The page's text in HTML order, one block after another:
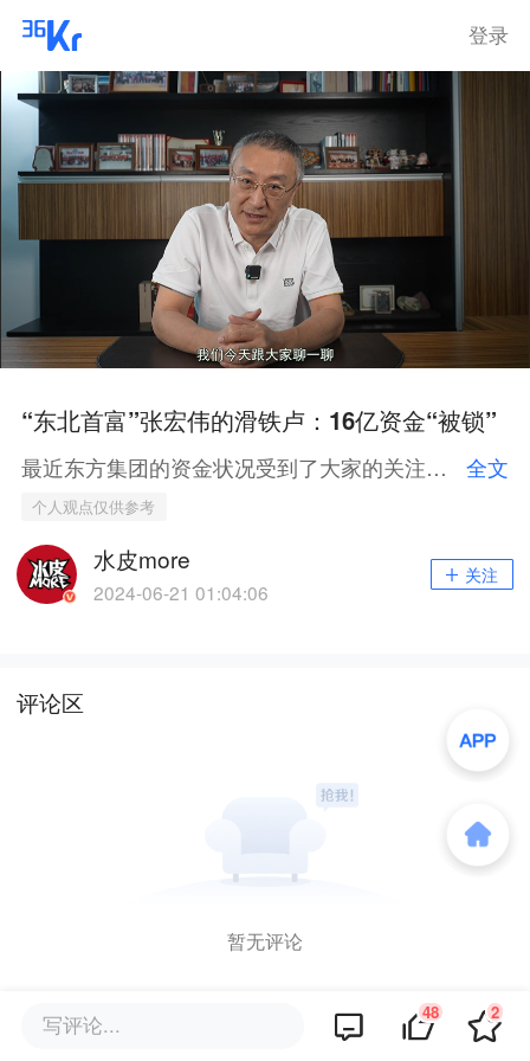
登录
“东北首富”张宏伟的滑铁卢：16亿资金“被锁”
最近东方集团的资金状况受到了大家的关注，曾经的“东北首富”张宏伟为何会走到今天这一步？怪谁呢？ 全文
个人观点仅供参考
水皮more
2024-06-21 01:04:06
关注
评论区
暂无评论
写评论... 48 2